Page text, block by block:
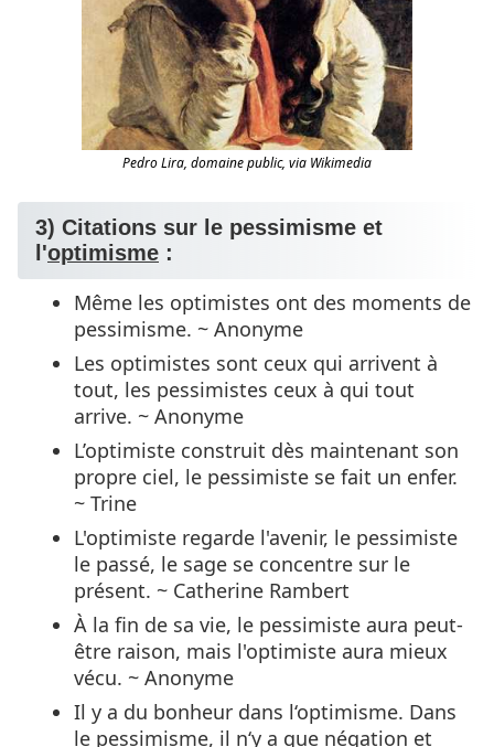
Pedro Lira, domaine public, via Wikimedia
3) Citations sur le pessimisme et
l'optimisme :
Même les optimistes ont des moments de
pessimisme. ~ Anonyme
Les optimistes sont ceux qui arrivent à
tout, les pessimistes ceux à qui tout
arrive. ~ Anonyme
L’optimiste construit dès maintenant son
propre ciel, le pessimiste se fait un enfer.
~ Trine
L'optimiste regarde l'avenir, le pessimiste
le passé, le sage se concentre sur le
présent. ~ Catherine Rambert
À la fin de sa vie, le pessimiste aura peut-
être raison, mais l'optimiste aura mieux
vécu. ~ Anonyme
Il y a du bonheur dans l‘optimisme. Dans
le pessimisme, il n‘y a que négation et